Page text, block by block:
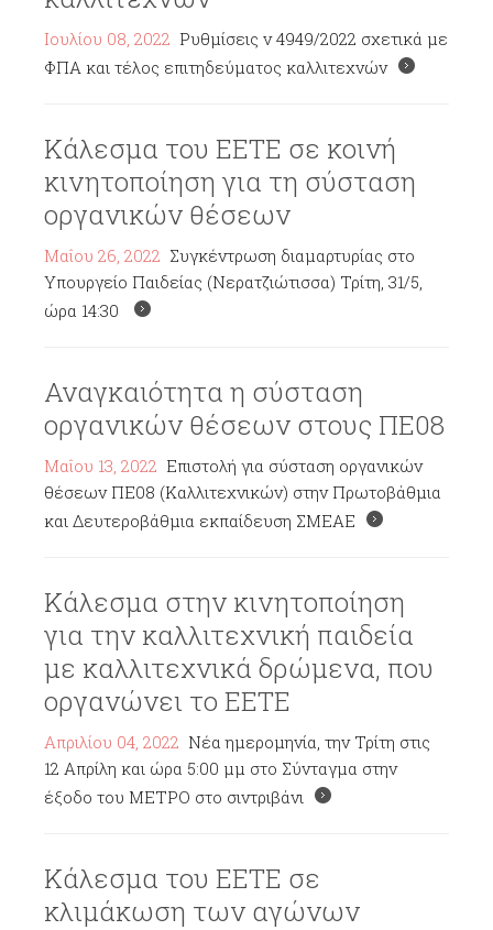
Ιουλίου 08, 2022 Ρυθμίσεις ν 4949/2022 σχετικά με
ΦΠΑ και τέλος επιτηδεύματος καλλιτεχνών
Κάλεσμα του ΕΕΤΕ σε κοινή
κινητοποίηση για τη σύσταση
οργανικών θέσεων
Μαΐου 26, 2022 Συγκέντρωση διαμαρτυρίας στο
Υπουργείο Παιδείας (Νερατζιώτισσα) Τρίτη, 31/5,
ώρα 14:30
Αναγκαιότητα η σύσταση
οργανικών θέσεων στους ΠΕ08
Μαΐου 13, 2022 Επιστολή για σύσταση οργανικών
θέσεων ΠΕ08 (Καλλιτεχνικών) στην Πρωτοβάθμια
και Δευτεροβάθμια εκπαίδευση ΣΜΕΑΕ
Κάλεσμα στην κινητοποίηση
για την καλλιτεχνική παιδεία
με καλλιτεχνικά δρώμενα, που
οργανώνει το ΕΕΤΕ
Απριλίου 04, 2022 Νέα ημερομηνία, την Τρίτη στις
12 Απρίλη και ώρα 5:00 μμ στο Σύνταγμα στην
έξοδο του ΜΕΤΡΟ στο σιντριβάνι
Κάλεσμα του ΕΕΤΕ σε
κλιμάκωση των αγώνων